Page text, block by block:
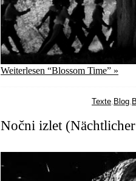
Weiterlesen “Blossom Time” »
Texte, Blog,
Nočni izlet